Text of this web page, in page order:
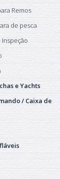
Remos
de pesca
Inspeção
e Yachts
/ Caixa de